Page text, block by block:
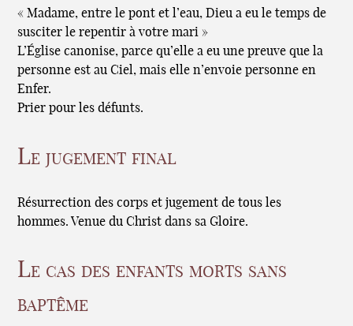
« Madame, entre le pont et l’eau, Dieu a eu le temps de
susciter le repentir à votre mari »
L’Église canonise, parce qu’elle a eu une preuve que la
personne est au Ciel, mais elle n’envoie personne en
Enfer.
Prier pour les défunts.
Le jugement final
Résurrection des corps et jugement de tous les
hommes. Venue du Christ dans sa Gloire.
Le cas des enfants morts sans
baptême